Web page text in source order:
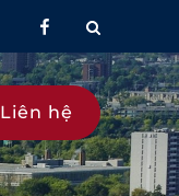
facebook
Liên hệ